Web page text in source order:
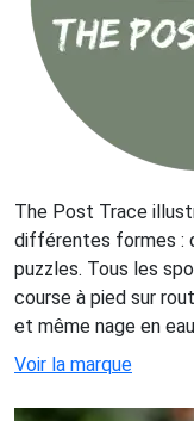
The Post Trace
différentes formes :
puzzles. Tous les
course à pied sur
et même nage en
Voir la marque